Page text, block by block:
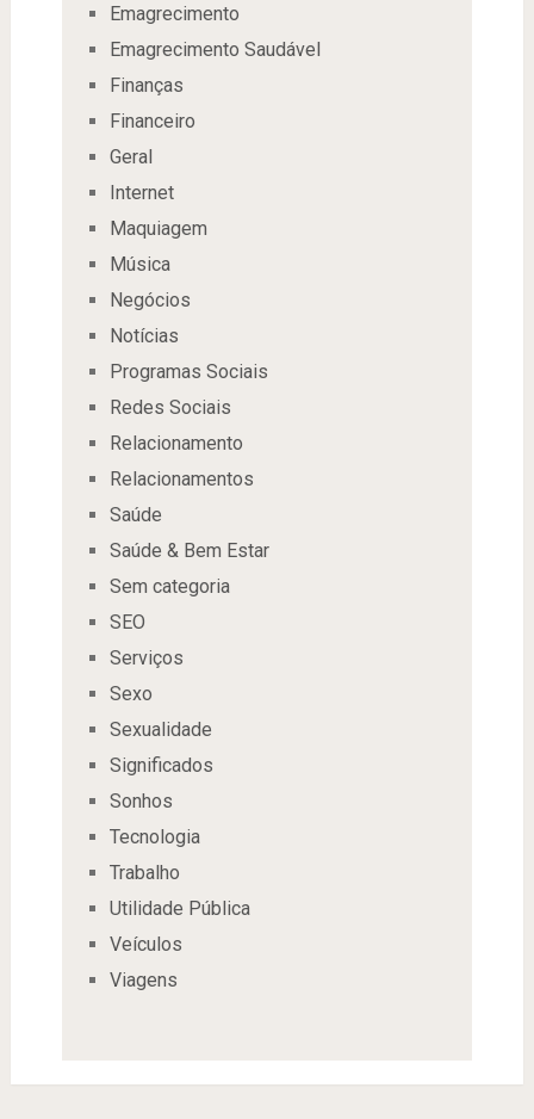
Emagrecimento
Emagrecimento Saudável
Finanças
Financeiro
Geral
Internet
Maquiagem
Música
Negócios
Notícias
Programas Sociais
Redes Sociais
Relacionamento
Relacionamentos
Saúde
Saúde & Bem Estar
Sem categoria
SEO
Serviços
Sexo
Sexualidade
Significados
Sonhos
Tecnologia
Trabalho
Utilidade Pública
Veículos
Viagens